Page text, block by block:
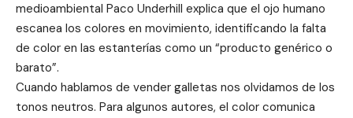
medioambiental Paco Underhill explica que el ojo humano
escanea los colores en movimiento, identificando la falta
de color en las estanterías como un “producto genérico o
barato”.
Cuando hablamos de vender galletas nos olvidamos de los
tonos neutros. Para algunos autores, el color comunica